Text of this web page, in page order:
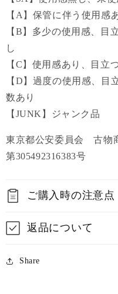
【A】保管に伴う使用感
【B】多少の使用感、目
し
【C】使用感あり、目立
【D】過度の使用感、目
数あり
【JUNK】ジャンク品
東京都公安委員会 古物
第305492316383号
ご購入時の注意点
返品について
Share